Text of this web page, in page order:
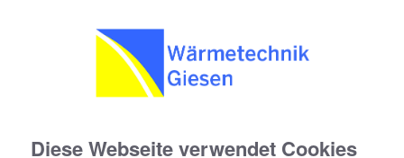
Diese Webseite verwendet Cookies